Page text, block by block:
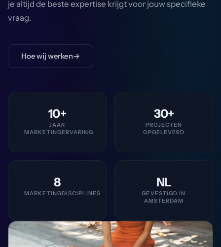
je altijd de beste expertise krijgt voor jouw specifieke
vraag.
Hoe wij werken→
10+
JAAR
MARKETINGERVARING
30+
PROJECTEN
OPGELEVERD
8
MARKETINGDISCIPLINES
NL
GEVESTIGD IN
AMSTERDAM